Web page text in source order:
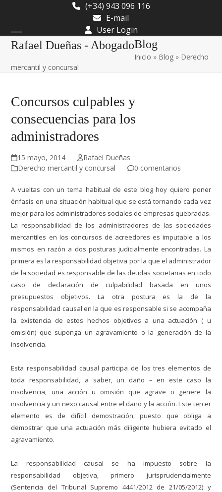
content
(+34) 943 096 116
E-mail
User Login
Rafael Dueñas - Abogado
Open
Close
Blog
Inicio » Blog » Derecho
mercantil y concursal
Concursos culpables y
consecuencias para los
administradores
15 mayo, 2014
Rafael Dueñas
Derecho mercantil y concursal
0 comentarios
A vueltas con un tema habitual de este blog hoy quiero poner
énfasis en una situación habitual que se está tornando cada vez
mejor para los administradores sociales de empresas quebradas.
La responsabilidad de los administradores de las sociedades
mercantiles en los concursos de acreedores es imputable a los
mismos en razón a dos posturas judicialmente encontradas. La
primera es la responsabilidad objetiva por la que el administrador
de la sociedad es responsable de las deudas societarias en todo
caso de declaración de culpabilidad basada en unos
presupuestos objetivos. La otra postura es la de la
responsabilidad causal en la que es responsable si se acompaña
la existencia de estos hechos objetivos a una actuación ( u
omisión) que suponga un agravamiento o la generación de la
insolvencia.
Esta responsabilidad causal participa de los tres elementos de
toda responsabilidad, a saber, un daño – en este caso la
insolvencia, una acción u omisión que agrave o genere la
insolvencia y un nexo causal entre el daño y la acción. Este tercer
elemento es de difícil demostración, puesto que obliga a
demostrar que una actuación más diligente hubiera evitado el
agravamiento.
La responsabilidad causal se ha impuesto sobre la
responsabilidad objetiva, primero jurisprudencialmente
(Sentencia del Tribunal Supremo 4441/2012 de 21/05/2012) y